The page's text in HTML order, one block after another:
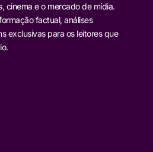
cinema e o mercado de mídia.
factual, análises
exclusivas para os leitores que